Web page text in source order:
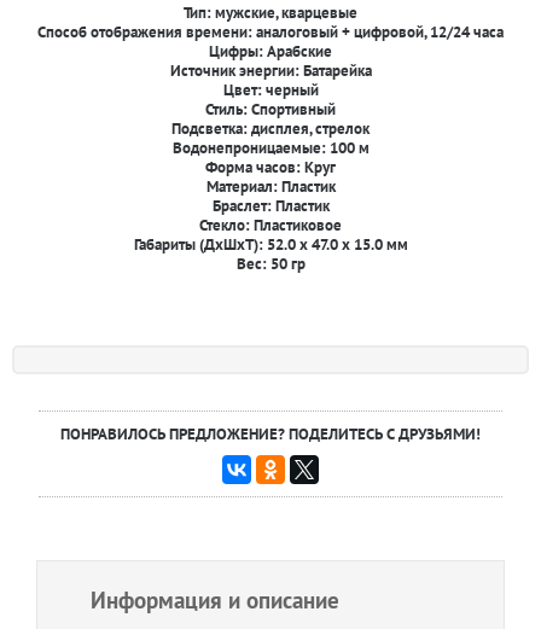
Тип:мужские, кварцевые
Способ отображения времени:аналоговый + цифровой, 12/24 часа
Цифры:Арабские
Источник энергии:Батарейка
Цвет:черный
Стиль:Спортивный
Подсветка:дисплея, стрелок
Водонепроницаемые: 100 м
Форма часов: Круг
Материал: Пластик
Браслет: Пластик
Стекло: Пластиковое
Габариты (ДxШxТ): 52.0 x 47.0 x 15.0 мм
Вес: 50 гр
ПОНРАВИЛОСЬ ПРЕДЛОЖЕНИЕ? ПОДЕЛИТЕСЬ С ДРУЗЬЯМИ!
Информация и описание